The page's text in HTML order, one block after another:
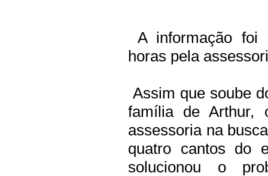
A informação foi
horas pela
Assim que soube
família de Arthur,
assessoria na
quatro cantos do
solucionou o